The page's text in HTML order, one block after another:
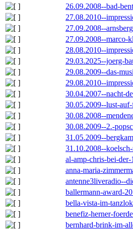
26.09.2008--bad-
27.08.2010--
27.09.2008--
27.09.2008--marco-
28.08.2010--
29.03.2025--joerg-
29.08.2009--das-
29.08.2010--
30.04.2007--nacht-
30.05.2009--lust-
30.08.2008--
30.08.2009--2.-
31.05.2009--
31.10.2008--
al-amp-chris-bei-der-
anna-maria-
antenne3liveradio--
ballermann-award-
bella-vista-im-
benefiz-herner-
bernhard-brink-im-